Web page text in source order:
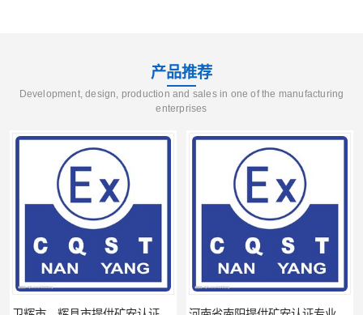
产品推荐
Development, design, production and sales in one of the manufacturing
enterprises